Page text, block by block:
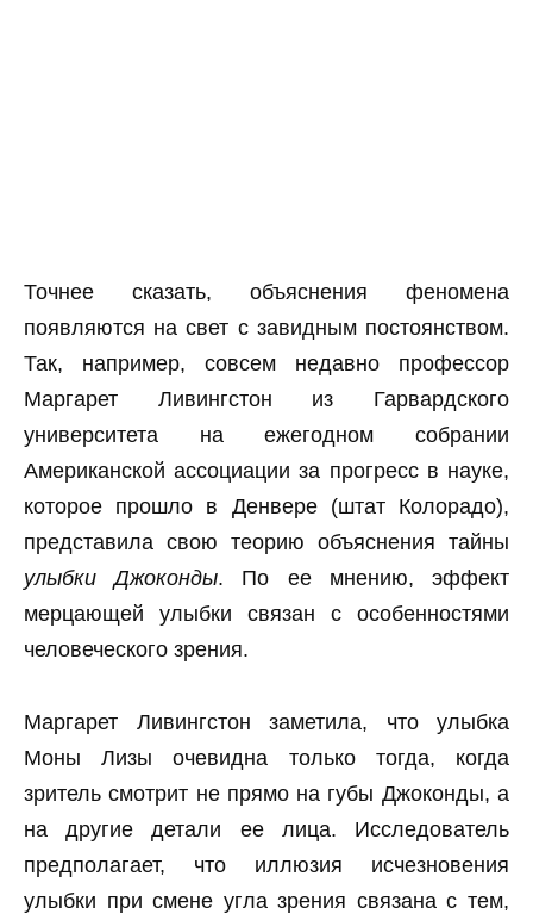
Точнее сказать, объяснения феномена
появляются на свет с завидным постоянством.
Так, например, совсем недавно профессор
Маргарет Ливингстон из Гарвардского
университета на ежегодном собрании
Американской ассоциации за прогресс в науке,
которое прошло в Денвере (штат Колорадо),
представила свою теорию объяснения тайны
улыбки Джоконды. По ее мнению, эффект
мерцающей улыбки связан с особенностями
человеческого зрения.
Маргарет Ливингстон заметила, что улыбка
Моны Лизы очевидна только тогда, когда
зритель смотрит не прямо на губы Джоконды, а
на другие детали ее лица. Исследователь
предполагает, что иллюзия исчезновения
улыбки при смене угла зрения связана с тем,